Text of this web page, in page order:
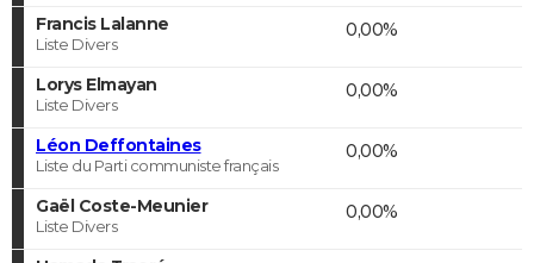
Francis Lalanne
Liste Divers
0,00%
Lorys Elmayan
Liste Divers
0,00%
Léon Deffontaines
Liste du Parti communiste français
0,00%
Gaël Coste-Meunier
Liste Divers
0,00%